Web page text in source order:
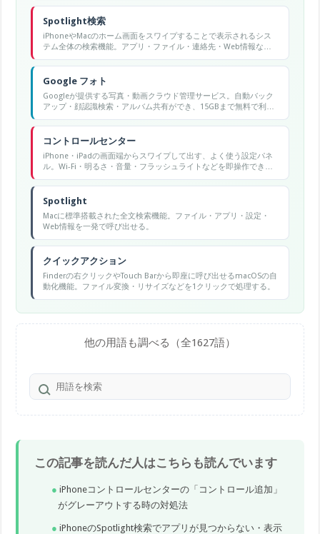
Spotlight検索
iPhoneやMacのホーム画面をスワイプすることで表示されるシス
テム全体の検索機能。アプリ・ファイル・連絡先・Web情報など
を横断検索できる。
Google フォト
Googleが提供する写真・動画クラウド管理サービス。自動バック
アップ・顔認識検索・アルバム共有ができ、15GBまで無料で利用
可能。
コントロールセンター
iPhone・iPadの画面端からスワイプして出す、よく使う設定パネ
ル。Wi-Fi・明るさ・音量・フラッシュライトなどを即操作でき
る。
Spotlight
Macに標準搭載された全文検索機能。ファイル・アプリ・設定・
Web情報を一発で呼び出せる。
クイックアクション
Finderの右クリックやTouch Barから即座に呼び出せるmacOSの自
動化機能。ファイル変換・リサイズなどを1クリックで処理する。
他の用語も調べる（全1627語）
この記事を読んだ人はこちらも読んでいます
iPhoneコントロールセンターの「コントロール追加」
がグレーアウトする時の対処法
iPhoneのSpotlight検索でアプリが見つからない・表示